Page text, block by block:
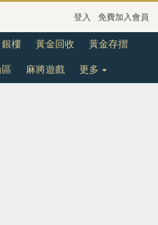
登入 免費加入會員
銀樓 黃金回收 黃金存摺
麻將遊戲 更多